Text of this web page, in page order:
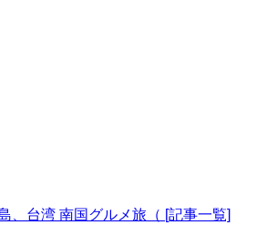
、台湾 南国グルメ旅（ [記事一覧]